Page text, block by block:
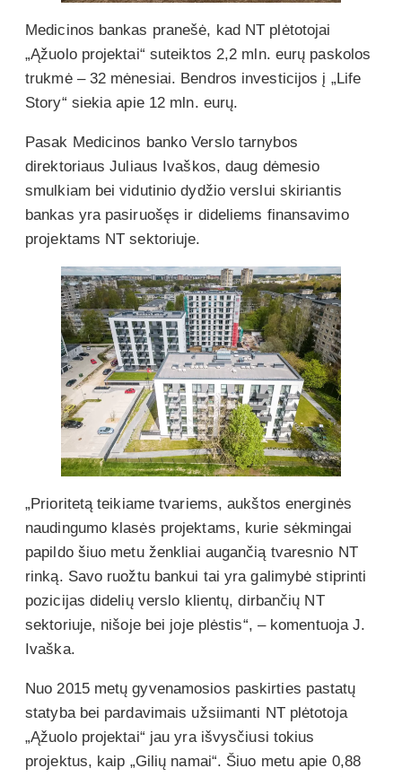
Medicinos bankas pranešė, kad NT plėtotojai
„Ąžuolo projektai“ suteiktos 2,2 mln. eurų paskolos
trukmė – 32 mėnesiai. Bendros investicijos į „Life
Story“ siekia apie 12 mln. eurų.
Pasak Medicinos banko Verslo tarnybos
direktoriaus Juliaus Ivaškos, daug dėmesio
smulkiam bei vidutinio dydžio verslui skiriantis
bankas yra pasiruošęs ir dideliems finansavimo
projektams NT sektoriuje.
„Prioritetą teikiame tvariems, aukštos energinės
naudingumo klasės projektams, kurie sėkmingai
papildo šiuo metu ženkliai augančią tvaresnio NT
rinką. Savo ruožtu bankui tai yra galimybė stiprinti
pozicijas didelių verslo klientų, dirbančių NT
sektoriuje, nišoje bei joje plėstis“, – komentuoja J.
Ivaška.
Nuo 2015 metų gyvenamosios paskirties pastatų
statyba bei pardavimais užsiimanti NT plėtotoja
„Ąžuolo projektai“ jau yra išvysčiusi tokius
projektus, kaip „Gilių namai“. Šiuo metu apie 0,88